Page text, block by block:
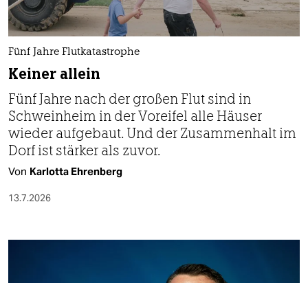
nord
wahrheit
verlag
verlag
veranstaltungen
shop
fragen & hilfe
Fünf Jahre Flutkatastrophe
Keiner allein
Fünf Jahre nach der großen Flut sind in
Schweinheim in der Voreifel alle Häuser
wieder aufgebaut. Und der Zusammenhalt im
Dorf ist stärker als zuvor.
Von Karlotta Ehrenberg
13.7.2026